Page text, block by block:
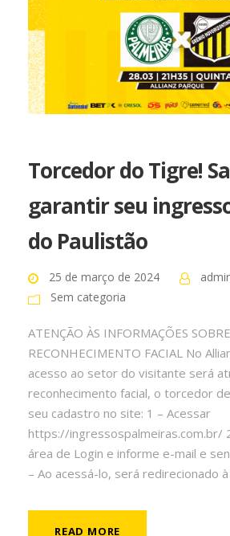
Torcedor do Tigre!
garantir seu
do Paulistão
25 de março de 2024
Sem categoria
ATENÇÃO ÀS INFORMAÇÕES SOBRE
RECONHECIMENTO FACIAL No
acesso ao setor do visitante será
reconhecimento facial, o torcedor
seu cadastro no site: 1 – Acessar
https://ingressospalmeiras.com.br/
área de Login e informe e-mail e
– Ao acessá-lo, será redirecionado à
READ MORE